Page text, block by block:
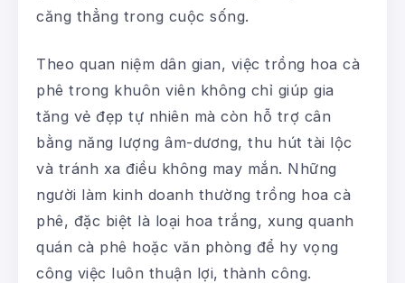
căng thẳng trong cuộc sống.
Theo quan niệm dân gian, việc trồng hoa cà
phê trong khuôn viên không chỉ giúp gia
tăng vẻ đẹp tự nhiên mà còn hỗ trợ cân
bằng năng lượng âm-dương, thu hút tài lộc
và tránh xa điều không may mắn. Những
người làm kinh doanh thường trồng hoa cà
phê, đặc biệt là loại hoa trắng, xung quanh
quán cà phê hoặc văn phòng để hy vọng
công việc luôn thuận lợi, thành công.